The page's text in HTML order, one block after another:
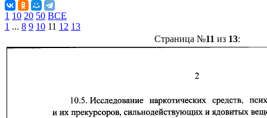
1 10 20 50 ВСЕ
1 ... 8 9 10 11 12 13
Страница №11 из 13: